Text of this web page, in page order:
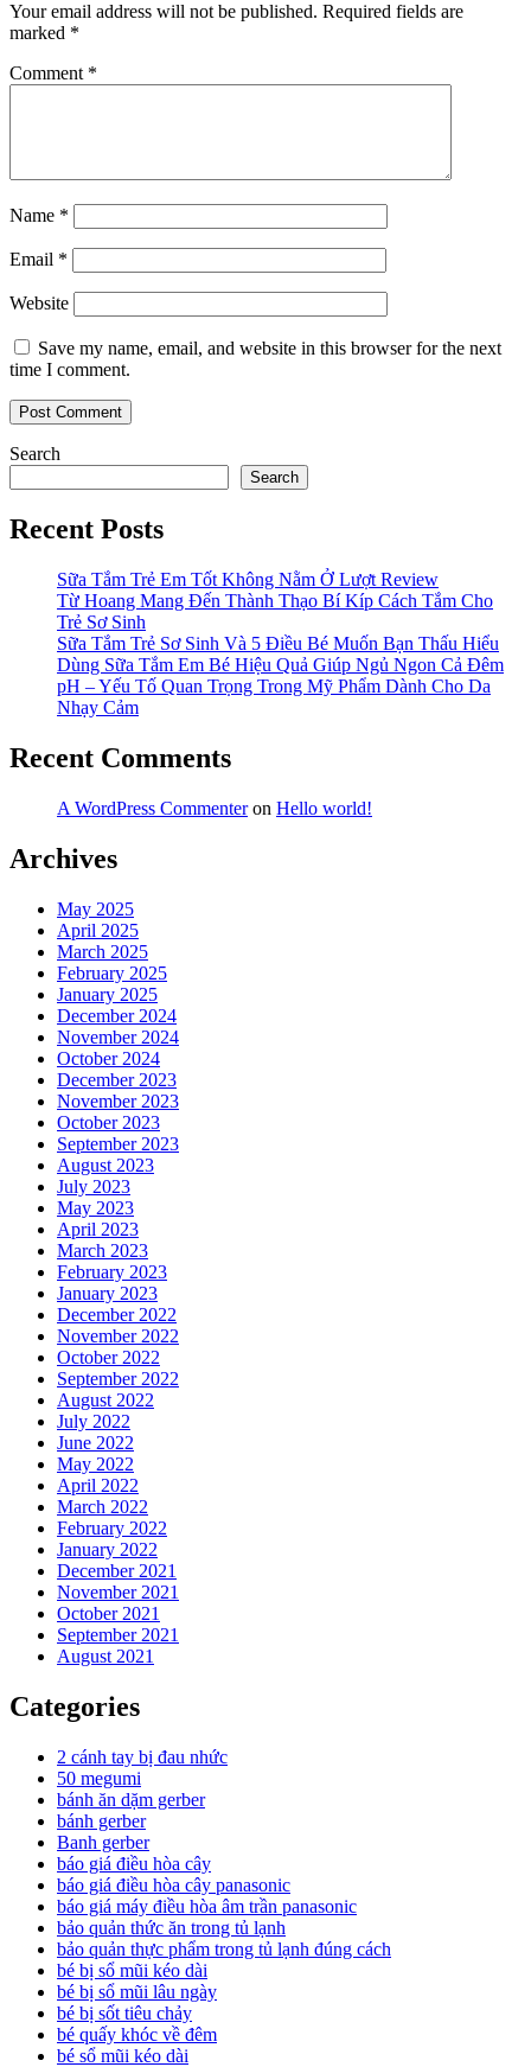
Your email address will not be published. Required fields are
marked *
Comment *
Name *
Email *
Website
Save my name, email, and website in this browser for the next
time I comment.
Search
Search
Recent Posts
Sữa Tắm Trẻ Em Tốt Không Nằm Ở Lượt Review
Từ Hoang Mang Đến Thành Thạo Bí Kíp Cách Tắm Cho
Trẻ Sơ Sinh
Sữa Tắm Trẻ Sơ Sinh Và 5 Điều Bé Muốn Bạn Thấu Hiểu
Dùng Sữa Tắm Em Bé Hiệu Quả Giúp Ngủ Ngon Cả Đêm
pH – Yếu Tố Quan Trọng Trong Mỹ Phẩm Dành Cho Da
Nhạy Cảm
Recent Comments
A WordPress Commenteron Hello world!
Archives
May 2025
April 2025
March 2025
February 2025
January 2025
December 2024
November 2024
October 2024
December 2023
November 2023
October 2023
September 2023
August 2023
July 2023
May 2023
April 2023
March 2023
February 2023
January 2023
December 2022
November 2022
October 2022
September 2022
August 2022
July 2022
June 2022
May 2022
April 2022
March 2022
February 2022
January 2022
December 2021
November 2021
October 2021
September 2021
August 2021
Categories
2 cánh tay bị đau nhức
50 megumi
bánh ăn dặm gerber
bánh gerber
Banh gerber
báo giá điều hòa cây
báo giá điều hòa cây panasonic
báo giá máy điều hòa âm trần panasonic
bảo quản thức ăn trong tủ lạnh
bảo quản thực phẩm trong tủ lạnh đúng cách
bé bị sổ mũi kéo dài
bé bị sổ mũi lâu ngày
bé bị sốt tiêu chảy
bé quấy khóc về đêm
bé sổ mũi kéo dài